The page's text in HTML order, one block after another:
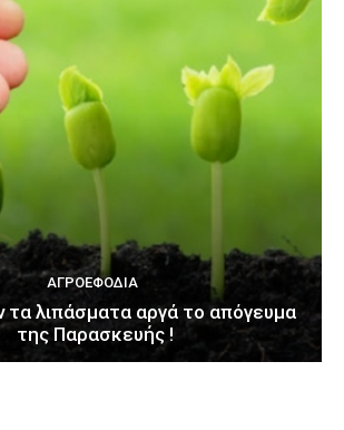
ΑΓΡΟΕΦΌΔΙΑ
τα λιπάσματα αργά το απόγευμα
της Παρασκευής !